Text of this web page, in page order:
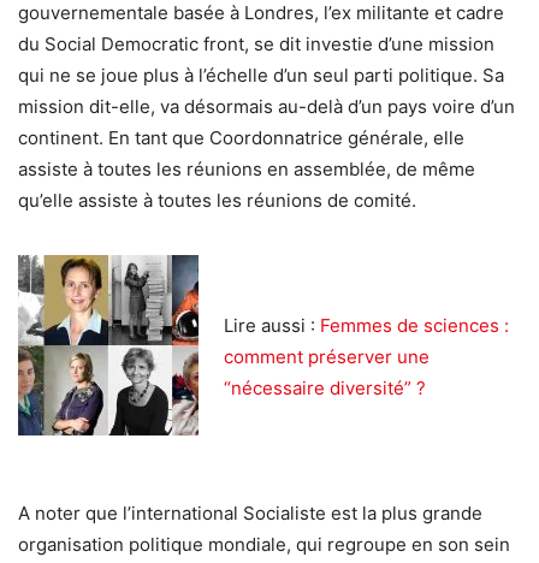
gouvernementale basée à Londres, l’ex militante et cadre
du Social Democratic front, se dit investie d’une mission
qui ne se joue plus à l’échelle d’un seul parti politique. Sa
mission dit-elle, va désormais au-delà d’un pays voire d’un
continent. En tant que Coordonnatrice générale, elle
assiste à toutes les réunions en assemblée, de même
qu’elle assiste à toutes les réunions de comité.
Lire aussi : Femmes de sciences :
comment préserver une
“nécessaire diversité” ?
A noter que l’international Socialiste est la plus grande
organisation politique mondiale, qui regroupe en son sein